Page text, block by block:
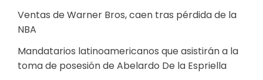
Ventas de Warner Bros, caen tras pérdida de la
NBA
Mandatarios latinoamericanos que asistirán a la
toma de posesión de Abelardo De la Espriella